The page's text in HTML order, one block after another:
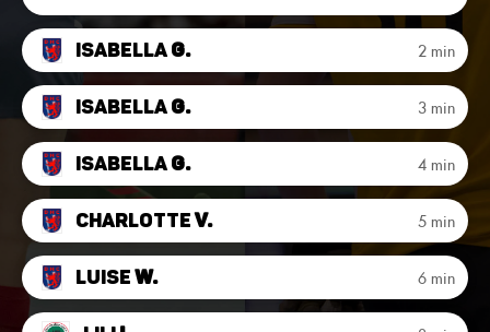
IsabellaG. 2 min
IsabellaG. 3 min
IsabellaG. 4 min
Charlottev. 5 min
LuiseW. 6 min